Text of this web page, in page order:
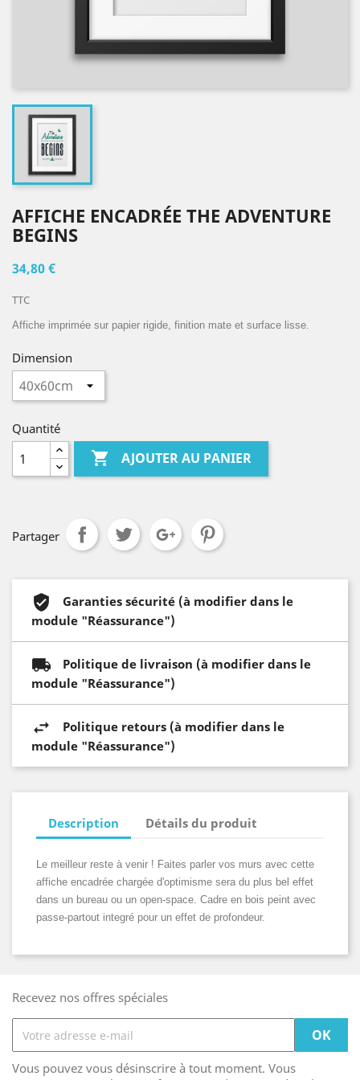
AFFICHE ENCADRÉE THE ADVENTURE
BEGINS
34,80 €
TTC
Affiche imprimée sur papier rigide, finition mate et surface lisse.
Dimension
Quantité
 AJOUTER AU PANIER
Partager
Garanties sécurité (à modifier dans le
module "Réassurance")
Politique de livraison (à modifier dans le
module "Réassurance")
Politique retours (à modifier dans le
module "Réassurance")
Description Détails du produit
Le meilleur reste à venir ! Faites parler vos murs avec cette
affiche encadrée chargée d'optimisme sera du plus bel effet
dans un bureau ou un open-space. Cadre en bois peint avec
passe-partout integré pour un effet de profondeur.
Recevez nos offres spéciales
Vous pouvez vous désinscrire à tout moment. Vous